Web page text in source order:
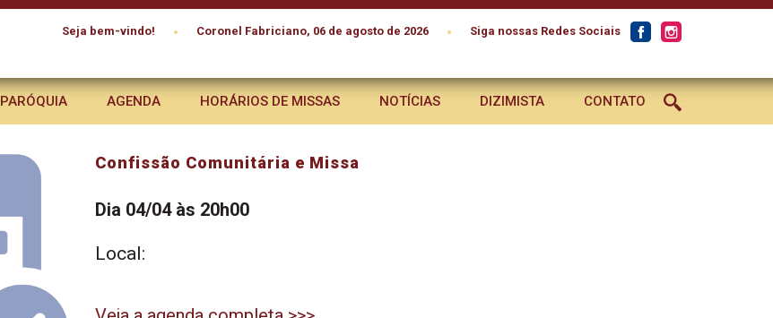
Seja bem-vindo! • Coronel Fabriciano, 06 de agosto de 2026 • Siga nossas Redes Sociais
PARÓQUIA AGENDA HORÁRIOS DE MISSAS NOTÍCIAS DIZIMISTA CONTATO
Confissão Comunitária e Missa
Dia 04/04 às 20h00
Local: